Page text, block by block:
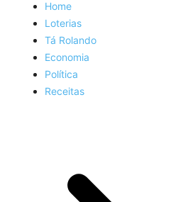
Home
Loterias
Tá Rolando
Economia
Política
Receitas